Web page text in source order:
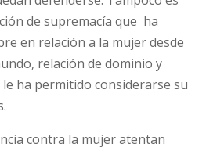
de supremacía que ha
en relación a la mujer desde
relación de dominio y
ha permitido considerarse su
contra la mujer atentan